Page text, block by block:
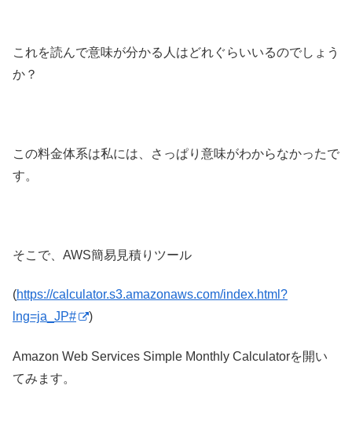
これを読んで意味が分かる人はどれぐらいいるのでしょう
か？
この料金体系は私には、さっぱり意味がわからなかったで
す。
そこで、AWS簡易見積りツール
(https://calculator.s3.amazonaws.com/index.html?
lng=ja_JP#
)
Amazon Web Services Simple Monthly Calculatorを開い
てみます。